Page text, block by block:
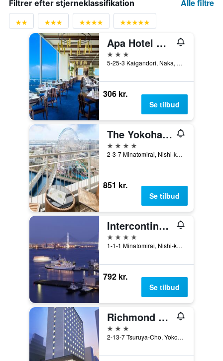
Filtrer efter stjerneklassifikation Alle filtre
Apa Hotel & Resort Yokohama Bay Tower
3 stjerner
5-25-3 Kaigandori, Naka, Yokohama, Japan
306 kr.
Se tilbud
The Yokohama Bay Hotel Tokyu
4 stjerner
2-3-7 Minatomirai, Nishi-ku, Yokohama, Japan
851 kr.
Se tilbud
Intercontinental Hotels Yokohama Grand By IHG
4 stjerner
1-1-1 Minatomirai, Nishi-ku, Yokohama, Japan
792 kr.
Se tilbud
Richmond Hotel Yokohama Ekimae
3 stjerner
2-13-7 Tsuruya-Cho, Yokohama, Japan